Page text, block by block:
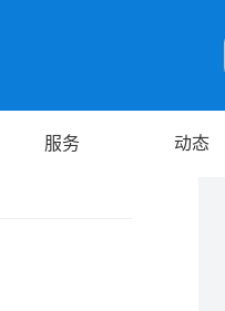
服务 动态